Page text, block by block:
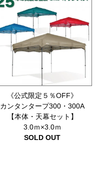
《公式限定５％OFF》
カンタンタープ300・300A
【本体・天幕セット】
3.0ｍ×3.0ｍ
SOLD OUT